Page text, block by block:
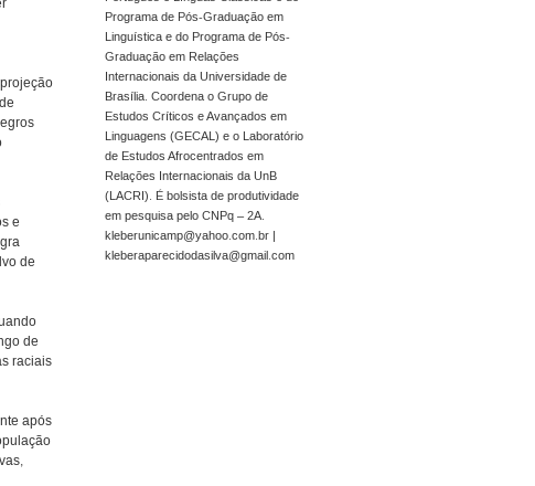
Programa de Pós-Graduação em
Linguística e do Programa de Pós-
Graduação em Relações
Internacionais da Universidade de
Brasília. Coordena o Grupo de
Estudos Críticos e Avançados em
Linguagens (GECAL) e o Laboratório
de Estudos Afrocentrados em
Relações Internacionais da UnB
(LACRI). É bolsista de produtividade
em pesquisa pelo CNPq – 2A.
kleberunicamp@yahoo.com.br |
kleberaparecidodasilva@gmail.com
e
de
de
raciais
após